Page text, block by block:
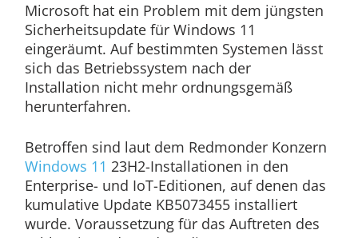
Microsoft hat ein Problem mit dem jüngsten
Sicherheitsupdate für Windows 11
eingeräumt. Auf bestimmten Systemen lässt
sich das Betriebssystem nach der
Installation nicht mehr ordnungsgemäß
herunterfahren.
Betroffen sind laut dem Redmonder Konzern
Windows 11 23H2-Installationen in den
Enterprise- und IoT-Editionen, auf denen das
kumulative Update KB5073455 installiert
wurde. Voraussetzung für das Auftreten des